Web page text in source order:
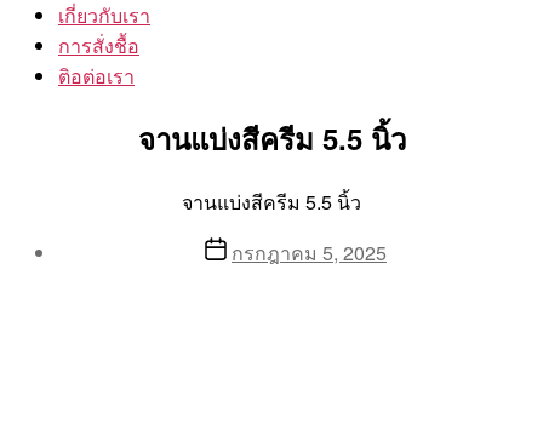
เกี่ยวกับเรา
การสั่งชื้อ
ติอต่อเรา
จานแบ่งสีครีม 5.5 นิ้ว
จานแบ่งสีครีม 5.5 นิ้ว
Postกรกฎาคม 5, 2025